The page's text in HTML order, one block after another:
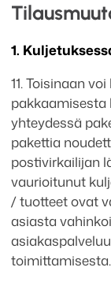
1.
11. Toisinaan
yhteydessä
pakettia
postivirkailijan
vaurioitunut
/ tuotteet ovat
asiasta
toimittamisesta.